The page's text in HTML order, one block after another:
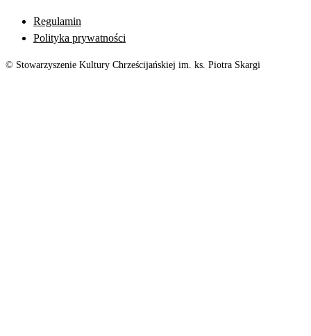
Regulamin
Polityka prywatności
© Stowarzyszenie Kultury Chrześcijańskiej im. ks. Piotra Skargi